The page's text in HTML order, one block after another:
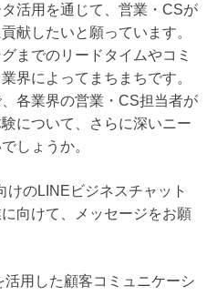
活用を通じて、営業・CSが
献したいと願っています。
までのリードタイムやコミ
界によってまちまちです。
各業界の営業・CS担当者が
について、さらに深いニー
しょうか。
けのLINEビジネスチャット
向けて、メッセージをお願
用した顧客コミュニケーシ